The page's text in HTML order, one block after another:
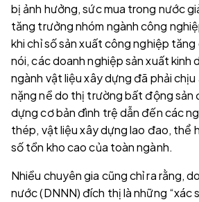
bị ảnh hưởng, sức mua trong nước
tăng trưởng nhóm ngành công
khi chỉ số sản xuất công nghiệp
nói, các doanh nghiệp sản xuất kinh
ngành vật liệu xây dựng đã phải chịu
nặng nề do thị trường bất động sản
dựng cơ bản đình trệ dẫn đến các
thép, vật liệu xây dựng lao đao, thể
số tồn kho cao của toàn ngành.
Nhiều chuyên gia cũng chỉ ra rằng,
nước (DNNN) đích thị là những “xác